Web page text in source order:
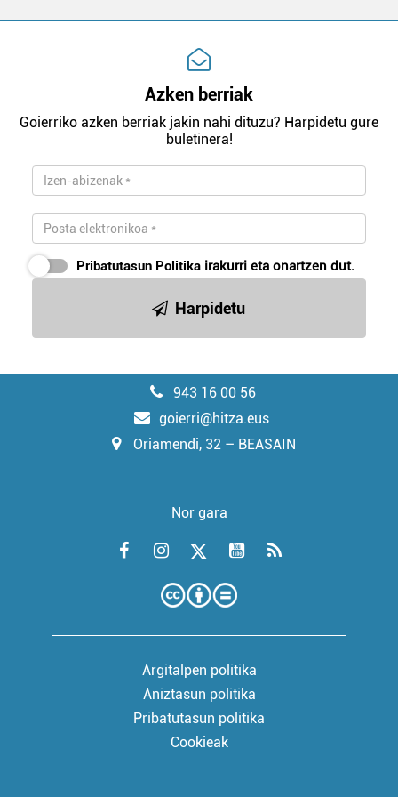
Azken berriak
Goierriko azken berriak jakin nahi dituzu? Harpidetu gure
buletinera!
Pribatutasun Politika irakurri eta onartzen dut.
Harpidetu
943 16 00 56
goierri@hitza.eus
Oriamendi, 32 – BEASAIN
Nor gara
Argitalpen politika
Aniztasun politika
Pribatutasun politika
Cookieak